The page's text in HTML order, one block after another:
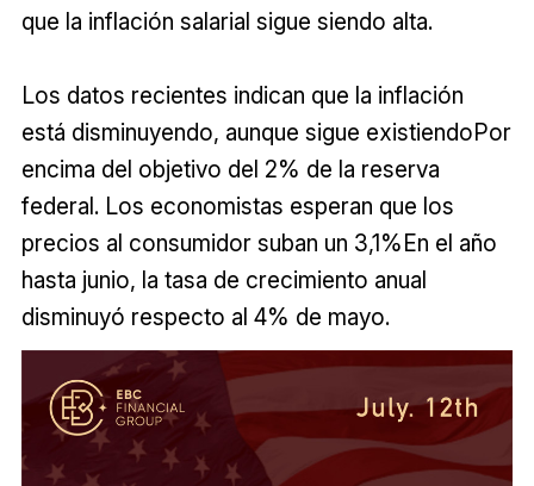
que la inflación salarial sigue siendo alta.
Los datos recientes indican que la inflación
está disminuyendo, aunque sigue existiendoPor
encima del objetivo del 2% de la reserva
federal. Los economistas esperan que los
precios al consumidor suban un 3,1%En el año
hasta junio, la tasa de crecimiento anual
disminuyó respecto al 4% de mayo.